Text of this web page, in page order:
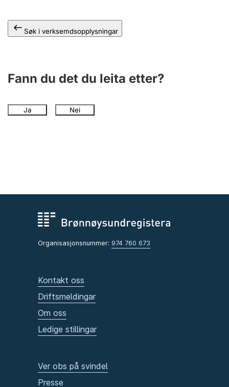
Søk i verksemdsopplysningar
Fann du det du leita etter?
Ja Nei
Organisasjonsnummer: 974 760 673
Kontakt oss
Driftsmeldingar
Om oss
Ledige stillingar
Ver obs på svindel
Presse